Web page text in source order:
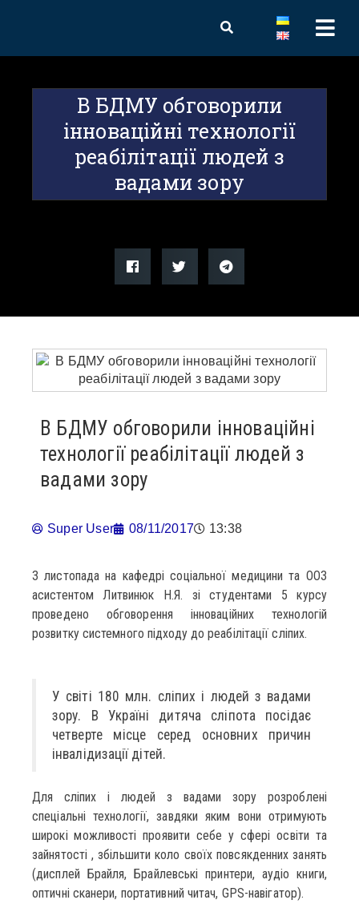
В БДМУ обговорили
інноваційні технології
реабілітації людей з
вадами зору
В БДМУ обговорили інноваційні
технології реабілітації людей з
вадами зору
Super User 08/11/2017 13:38
3 листопада на кафедрі соціальної медицини та ООЗ
асистентом Литвинюк Н.Я. зі студентами 5 курсу
проведено обговорення інноваційних технологій
розвитку системного підходу до реабілітації сліпих.
У світі 180 млн. сліпих і людей з вадами
зору. В Україні дитяча сліпота посідає
четверте місце серед основних причин
інвалідизації дітей.
Для сліпих і людей з вадами зору розроблені
спеціальні технології, завдяки яким вони отримують
широкі можливості проявити себе у сфері освіти та
зайнятості , збільшити коло своїх повсякденних занять
(дисплей Брайля, Брайлевські принтери, аудіо книги,
оптичні сканери, портативний читач, GPS-навігатор).